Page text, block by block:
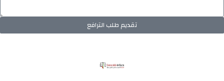
تقديم طلب الترافع